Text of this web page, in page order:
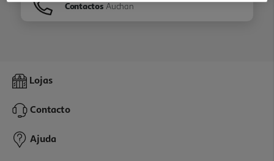
Contactos Auchan
Lojas
Contacto
Ajuda